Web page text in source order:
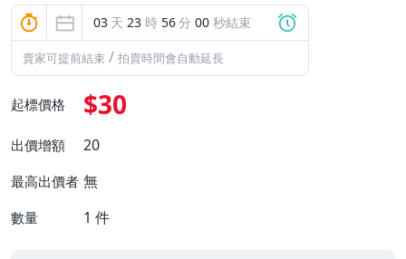
03 天 23 時 55分 59 秒結束
賣家可提前結束 / 拍賣時間會自動延長
起標價格 $30
出價增額 20
最高出價者 無
數量 1 件